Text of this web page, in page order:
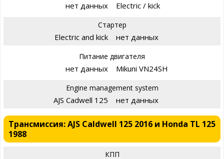
нет данных Electric / kick
Стартер
Electric and kick нет данных
Питание двигателя
нет данных Mikuni VN24SH
Engine management system
AJS Cadwell 125 нет данных
Трансмиссия: AJS Caldwell 125 2016 и Honda TL 125
1988
КПП